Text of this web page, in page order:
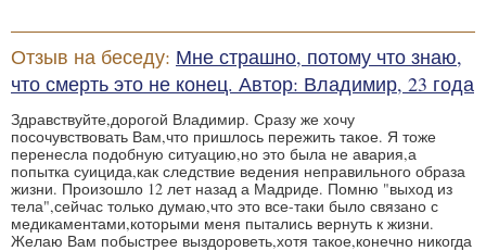
Отзыв на беседу: Мне страшно, потому что знаю,
что смерть это не конец. Автор: Владимир, 23 года
Здравствуйте,дорогой Владимир. Сразу же хочу
посочувствовать Вам,что пришлось пережить такое. Я тоже
перенесла подобную ситуацию,но это была не авария,а
попытка суицида,как следствие ведения неправильного образа
жизни. Произошло 12 лет назад а Мадриде. Помню "выход из
тела",сейчас только думаю,что это все-таки было связано с
медикаментами,которыми меня пытались вернуть к жизни.
Желаю Вам побыстрее выздороветь,хотя такое,конечно никогда